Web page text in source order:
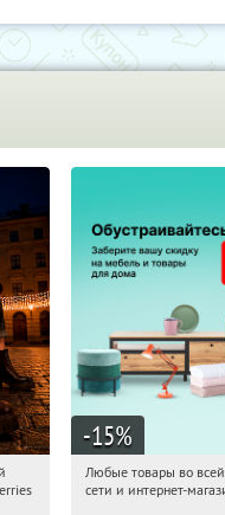
-15%
21:27:04
Любые товары во
сети и интернет-